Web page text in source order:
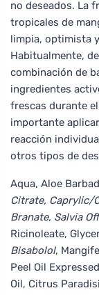
no deseados. La
tropicales de
limpia, optimista
Habitualmente,
combinación de
ingredientes
frescas durante
importante
reacción
otros tipos de
Aqua, Aloe
Citrate, Caprylic/
Branate, Salvia
Ricinoleate,
Bisabolol,
Peel Oil
Oil, Citrus